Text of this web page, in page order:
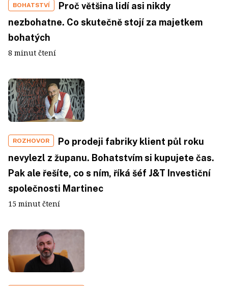
BOHATSTVÍ
Proč většina lidí asi nikdy
nezbohatne. Co skutečně stojí za majetkem
bohatých
8 minut čtení
ROZHOVOR
Po prodeji fabriky klient půl roku
nevylezl z županu. Bohatstvím si kupujete čas.
Pak ale řešíte, co s ním, říká šéf J&T Investiční
společnosti Martinec
15 minut čtení